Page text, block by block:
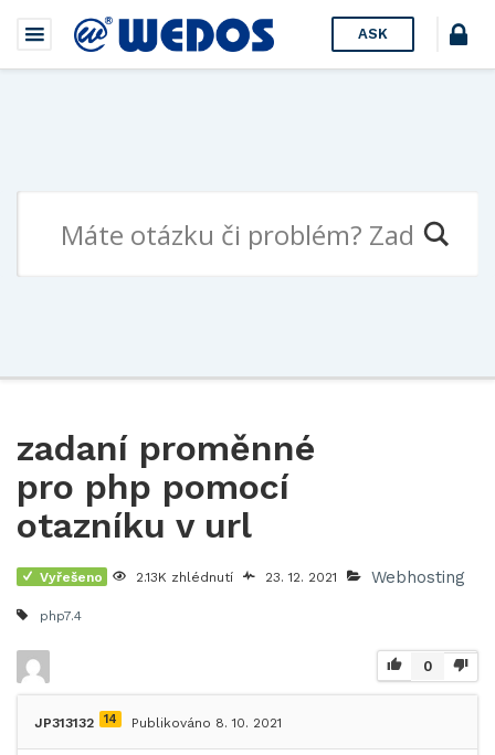
ASK
zadaní proměnné
pro php pomocí
otazníku v url
Vyřešeno 2.13K zhlédnutí 23. 12. 2021 Webhosting
php7.4
0
JP313132 14 Publikováno 8. 10. 2021